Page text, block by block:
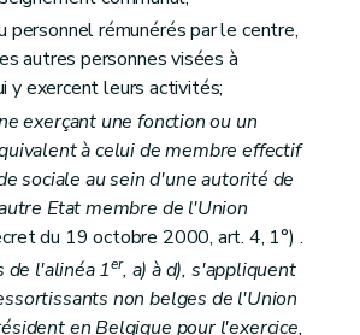
personnel rémunérés par le centre,
autres personnes visées à
y exercent leurs activités;
exerçant une fonction ou un
à celui de membre effectif
sociale au sein d'une autorité de
Etat membre de l'Union
du 19 octobre 2000, art. 4, 1°) .
de l'alinéa 1er, a) à d), s'appliquent
non belges de l'Union
en Belgique pour l'exercice,